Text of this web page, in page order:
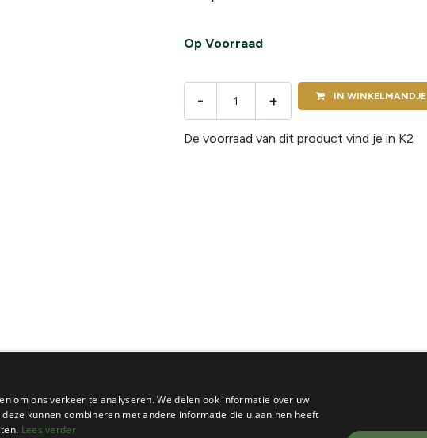
Op Voorraad
- + IN WINKELMANDJE
De voorraad van dit product vind je in K2
om ons verkeer te analyseren. We delen ook informatie over uw
kunnen combineren met andere informatie die u aan hen heeft
Lees verder